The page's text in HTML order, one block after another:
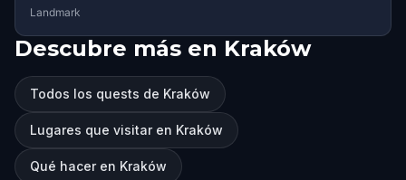
Landmark
Descubre más en Kraków
Todos los quests de Kraków
Lugares que visitar en Kraków
Qué hacer en Kraków